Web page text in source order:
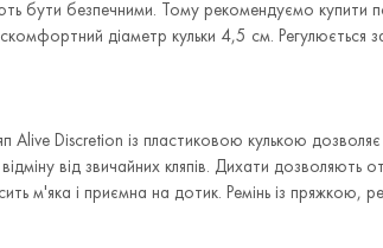
бути безпечними. Тому рекомендуємо
діаметр кульки 4,5 см. Регулюється
Alive Discretion із пластиковою кулькою
від звичайних кляпів. Дихати дозволяють
м'яка і приємна на дотик. Ремінь із